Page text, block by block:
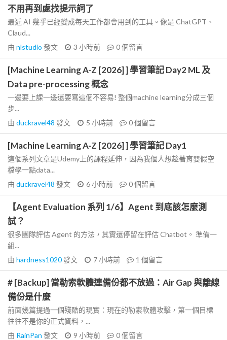
不用再到處找提示詞了
最近 AI 幾乎已經變成每天工作都會用到的工具。像是 ChatGPT、
Claud...
由 nlstudio 發文 3 小時前 0個留言
[Machine Learning A-Z [2026] ] 學習筆記 Day2 ML 及
Data pre-processing 概念
一邊要上課一邊還要寫這個不容易! 整個machine learning分成三個
步...
由 duckravel48 發文 5 小時前 0個留言
[Machine Learning A-Z [2026] ] 學習筆記 Day1
這個系列文章是Udemy上的課程延伸，因為我個人想趁著育嬰假空
檔學一點data...
由 duckravel48 發文 6 小時前 0個留言
【Agent Evaluation 系列 1/6】Agent 到底該怎麼測
試？
很多團隊評估 Agent 的方法，其實還停留在評估 Chatbot。 準備一
組...
由 hardness1020發文 7 小時前 1 個留言
# [Backup] 當勒索軟體連備份都不放過：Air Gap 與離線
備份是什麼
前面幾篇提過一個殘酷的現實：現在的勒索軟體攻擊，第一個目標
往往不是你的正式資料，...
由 RainPan 發文 9 小時前 0個留言